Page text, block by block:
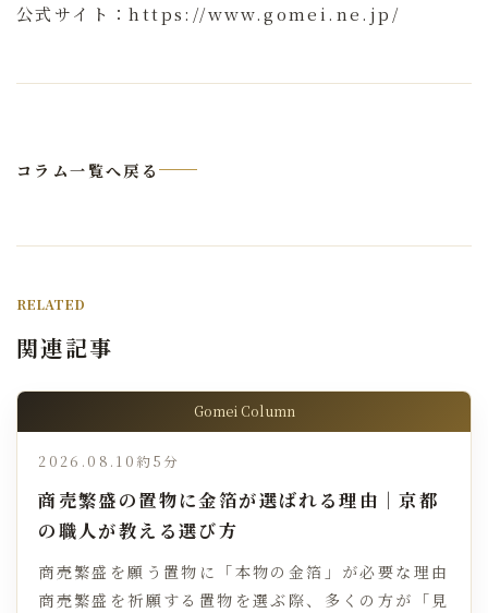
公式サイト：https://www.gomei.ne.jp/
コラム一覧へ戻る
RELATED
関連記事
Gomei Column
2026.08.10 約5分
商売繁盛の置物に金箔が選ばれる理由｜京都
の職人が教える選び方
商売繁盛を願う置物に「本物の金箔」が必要な理由
商売繁盛を祈願する置物を選ぶ際、多くの方が「見